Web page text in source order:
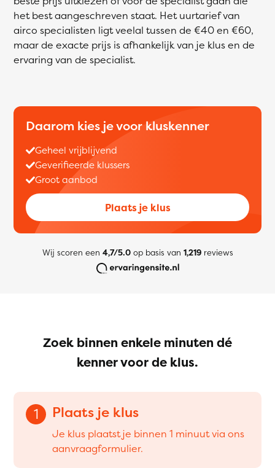
het best aangeschreven staat. Het uurtarief van
airco specialisten ligt veelal tussen de €40 en €60,
maar de exacte prijs is afhankelijk van je klus en de
ervaring van de specialist.
Daarom kies je voor kluskenner
Geheel vrijblijvend
Geverifieerde klussers
Groot aanbod
Plaats je klus
Wij scoren een 4,7/5.0op basis van 1,219reviews
Zoek binnen enkele minuten dé
kenner voor de klus.
1 Plaats je klus
Je klus plaatst je binnen 1 minuut via ons
aanvraagformulier.